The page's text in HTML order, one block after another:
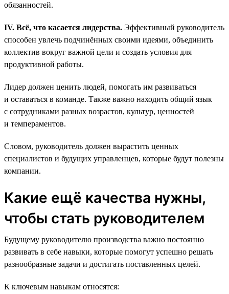
обязанностей.
IV. Всё, что касается лидерства. Эффективный руководитель
способен увлечь подчинённых своими идеями, объединить
коллектив вокруг важной цели и создать условия для
продуктивной работы.
Лидер должен ценить людей, помогать им развиваться
и оставаться в команде. Также важно находить общий язык
с сотрудниками разных возрастов, культур, ценностей
и темпераментов.
Словом, руководитель должен вырастить ценных
специалистов и будущих управленцев, которые будут полезны
компании.
Какие ещё качества нужны,
чтобы стать руководителем
Будущему руководителю производства важно постоянно
развивать в себе навыки, которые помогут успешно решать
разнообразные задачи и достигать поставленных целей.
К ключевым навыкам относятся: